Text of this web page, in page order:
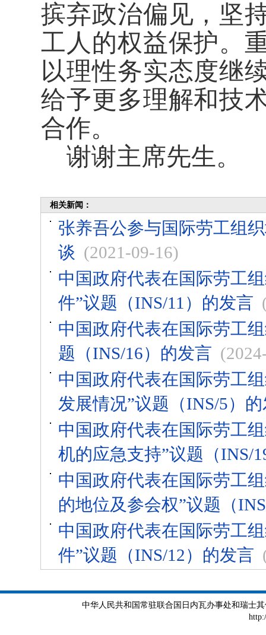
摈弃政治偏见，坚
工人的权益保护。
以理性务实态度继
给予更多理解和技
合作。
谢谢主席先生。
相关新闻：
张养吾公参与国际劳工组
谈 (2021-09-16)
中国政府代表在国际劳工
件”议题（INS/11）的发言
中国政府代表在国际劳工
题（INS/16）的发言
中国政府代表在国际劳工
发展情况”议题（INS/5）
中国政府代表在国际劳工
机的应急支持”议题（INS/
中国政府代表在国际劳工
的地位及参会权”议题（
中国政府代表在国际劳工
件”议题（INS/12）的发言
中华人民共和国常驻联合国日内瓦办事处和瑞士